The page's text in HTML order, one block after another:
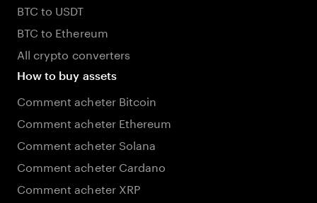
BTC to USDT
BTC to Ethereum
All crypto converters
How to buy assets
Comment acheter Bitcoin
Comment acheter Ethereum
Comment acheter Solana
Comment acheter Cardano
Comment acheter XRP